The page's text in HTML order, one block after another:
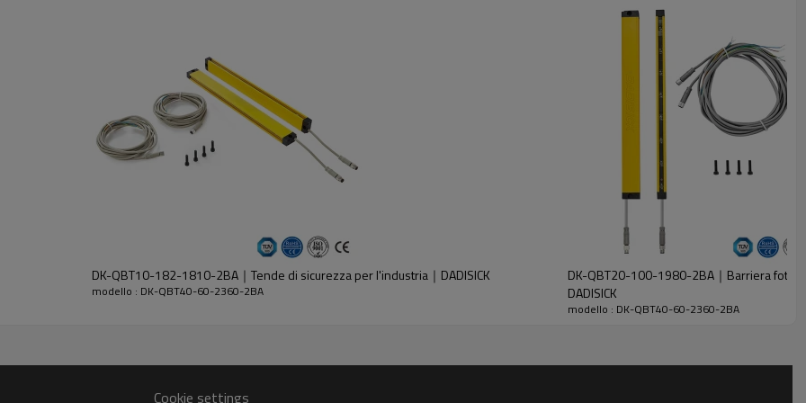
dell'emettitore e del ricevitore.
DK-QBT10-182-1810-2BA｜Tende di sicurezza per l'industria｜DADISICK
modello : DK-QBT40-60-2360-2BA
DK-QBT20-100-1980-2BA｜Barriera
DADISICK
modello : DK-QBT40-60-2360-2BA
Cookie settings